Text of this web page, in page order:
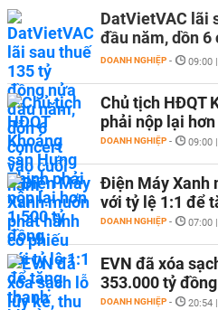
DatVietVAC lãi
đầu năm, dồn
DOANH NGHIỆP - 09:00
Chủ tịch HĐQT
phải nộp lại
DOANH NGHIỆP - 09:00
Điện Máy Xanh
với tỷ lệ 1:1 để
DOANH NGHIỆP - 07:00
EVN đã xóa
353.000 tỷ
DOANH NGHIỆP - 20:54